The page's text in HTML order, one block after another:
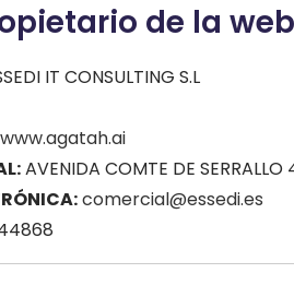
de la web
IT CONSULTING S.L
AVENIDA COMTE DE
comercial@essedi.es